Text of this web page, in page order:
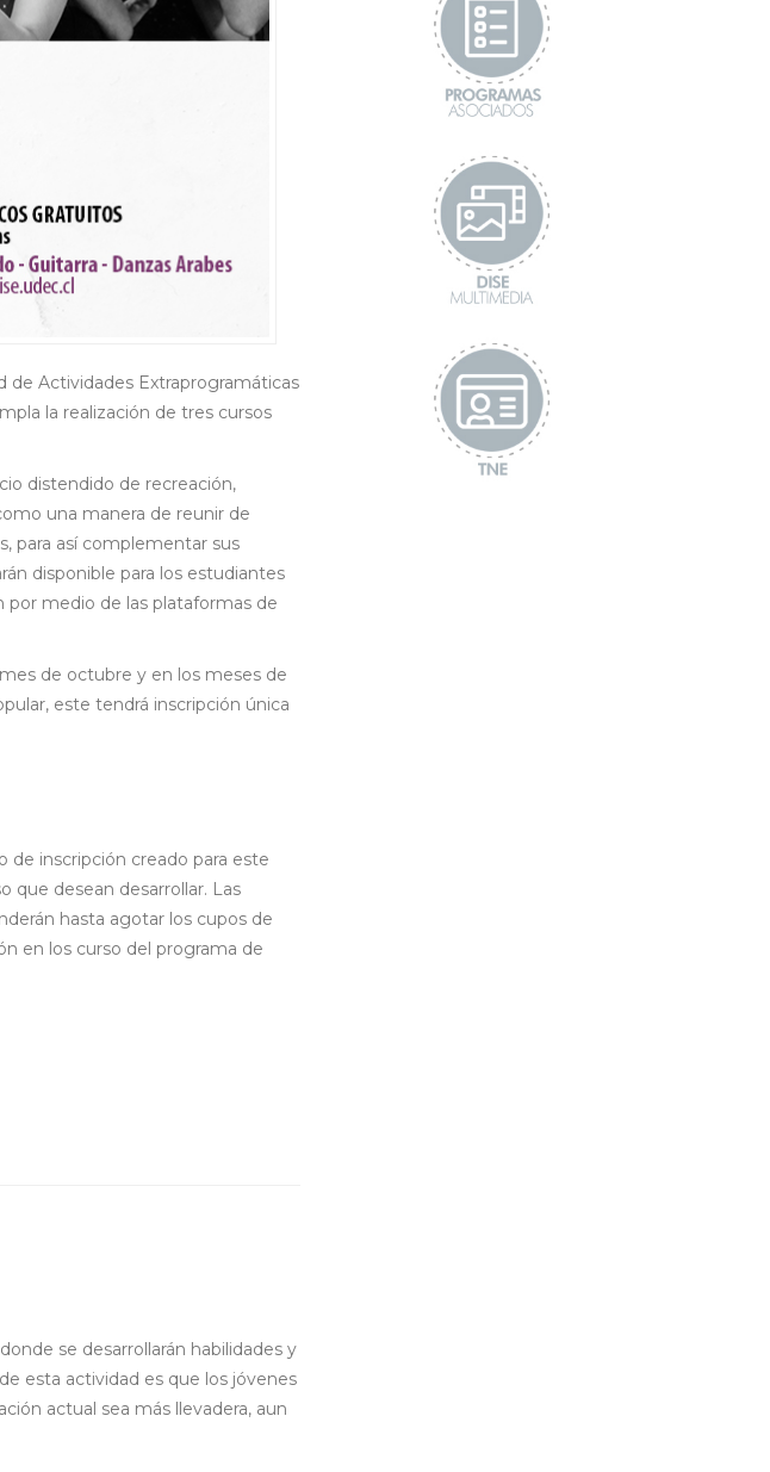
de Actividades Extraprogramáticas
la realización de tres cursos
distendido de recreación,
una manera de reunir de
para así complementar sus
disponible para los estudiantes
por medio de las plataformas de
de octubre y en los meses de
este tendrá inscripción única
de inscripción creado para este
que desean desarrollar. Las
hasta agotar los cupos de
en los curso del programa de
se desarrollarán habilidades y
esta actividad es que los jóvenes
actual sea más llevadera, aun